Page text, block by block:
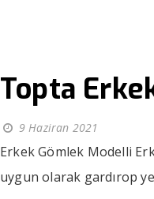
Topta
9 Haziran 2021
Erkek Gömlek Modelli
uygun olarak gardırop